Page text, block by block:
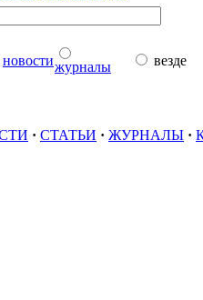
новостижурналы
везде
· СТАТЬИ · ЖУРНАЛЫ ·